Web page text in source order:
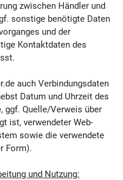
zwischen Händler und
sonstige benötigte Daten
und der
Kontaktdaten des
auch Verbindungsdaten
Datum und Uhrzeit des
ggf. Quelle/Verweis über
ist, verwendeter Web-
sowie die verwendete
Form).
und Nutzung: